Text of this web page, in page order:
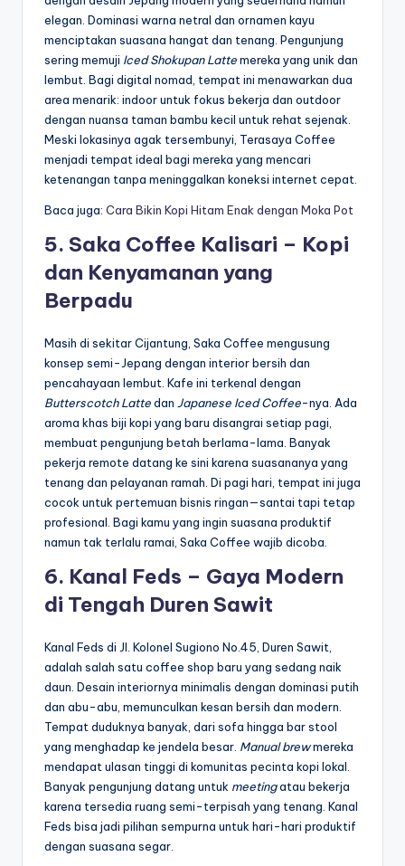
elegan. Dominasi warna netral dan ornamen kayu
menciptakan suasana hangat dan tenang. Pengunjung
sering memuji Iced Shokupan Lattemereka yang unik dan
lembut. Bagi digital nomad, tempat ini menawarkan dua
area menarik: indoor untuk fokus bekerja dan outdoor
dengan nuansa taman bambu kecil untuk rehat sejenak.
Meski lokasinya agak tersembunyi, Terasaya Coffee
menjadi tempat ideal bagi mereka yang mencari
ketenangan tanpa meninggalkan koneksi internet cepat.
Baca juga: Cara Bikin Kopi Hitam Enak dengan Moka Pot
5. Saka Coffee Kalisari – Kopi
dan Kenyamanan yang
Berpadu
Masih di sekitar Cijantung, Saka Coffee mengusung
konsep semi-Jepang dengan interior bersih dan
pencahayaan lembut. Kafe ini terkenal dengan
Butterscotch Lattedan Japanese Iced Coffee-nya. Ada
aroma khas biji kopi yang baru disangrai setiap pagi,
membuat pengunjung betah berlama-lama. Banyak
pekerja remote datang ke sini karena suasananya yang
tenang dan pelayanan ramah. Di pagi hari, tempat ini juga
cocok untuk pertemuan bisnis ringan—santai tapi tetap
profesional. Bagi kamu yang ingin suasana produktif
namun tak terlalu ramai, Saka Coffee wajib dicoba.
6. Kanal Feds – Gaya Modern
di Tengah Duren Sawit
Kanal Feds di Jl. Kolonel Sugiono No.45, Duren Sawit,
adalah salah satu coffee shop baru yang sedang naik
daun. Desain interiornya minimalis dengan dominasi putih
dan abu-abu, memunculkan kesan bersih dan modern.
Tempat duduknya banyak, dari sofa hingga bar stool
yang menghadap ke jendela besar. Manual brewmereka
mendapat ulasan tinggi di komunitas pecinta kopi lokal.
Banyak pengunjung datang untuk meetingatau bekerja
karena tersedia ruang semi-terpisah yang tenang. Kanal
Feds bisa jadi pilihan sempurna untuk hari-hari produktif
dengan suasana segar.